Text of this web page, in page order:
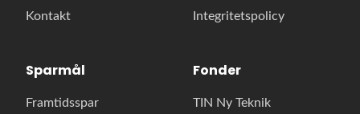
Kontakt Integritetspolicy
Sparmål
Framtidsspar
Fonder
TIN Ny Teknik